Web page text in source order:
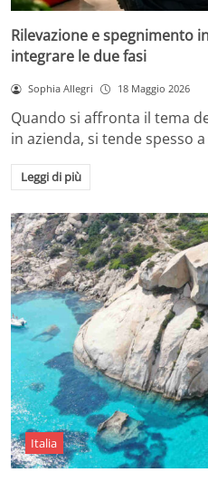
Rilevazione e spegnimento
integrare le due fasi
Sophia Allegri 18 Maggio 2026
Quando si affronta il tema
in azienda, si tende spesso
Leggi di più
Italia